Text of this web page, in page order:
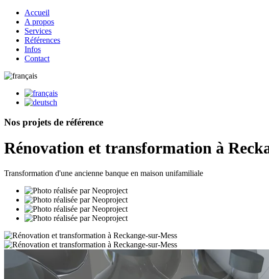
Accueil
A propos
Services
Références
Infos
Contact
Nos projets de référence
Rénovation et transformation à
Transformation d'une ancienne banque en maison unifamiliale